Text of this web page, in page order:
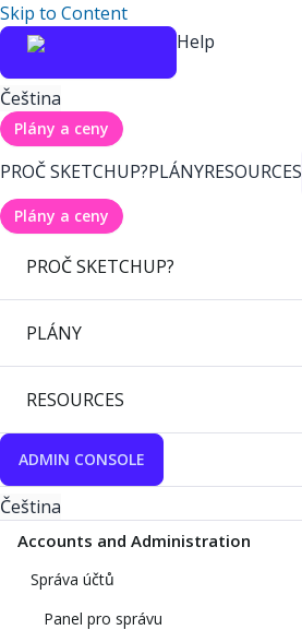
Skip to Content
Help
Čeština
Plány a ceny
PROČ SKETCHUP?PLÁNYRESOURCES
Plány a ceny
PROČ SKETCHUP?
PLÁNY
RESOURCES
ADMIN CONSOLE
Čeština
Accounts and Administration
Správa účtů
Panel pro správu